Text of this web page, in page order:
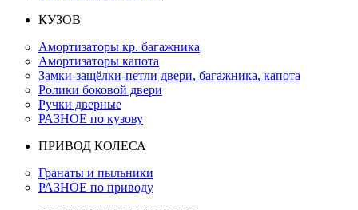
КУЗОВ
Амортизаторы кр. багажника
Амортизаторы капота
Замки-защёлки-петли двери, багажника, капота
Ролики боковой двери
Ручки дверные
РАЗНОЕ по кузову
ПРИВОД КОЛЕСА
Гранаты и пыльники
РАЗНОЕ по приводу